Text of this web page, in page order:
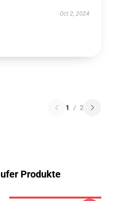
Oct 2, 2024
1 / 2
Produkte